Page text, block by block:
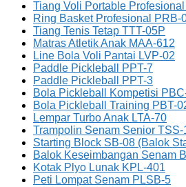
Tiang Voli Portable
Ring Basket Profesional PRB-
Tiang Tenis Tetap TTT-05P
Matras Atletik Anak MAA-612
Line Bola Voli Pantai LVP-02
Paddle Pickleball PPT-7
Paddle Pickleball PPT-3
Bola Pickleball Kompetisi
Bola Pickleball Training PBT-
Lempar Turbo Anak LTA-70
Trampolin Senam Senior
Starting Block SB-08 (Balok
Balok Keseimbangan Senam
Kotak Plyo Lunak KPL-401
Peti Lompat Senam PLSB-5